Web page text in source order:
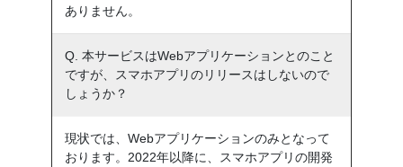
ありません。
Q. 本サービスはWebアプリケーションとのこと
ですが、スマホアプリのリリースはしないので
しょうか？
現状では、Webアプリケーションのみとなって
おります。2022年以降に、スマホアプリの開発